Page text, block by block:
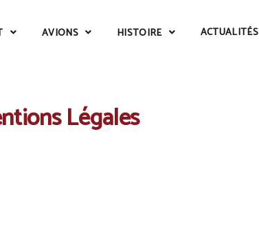
AVIONS HISTOIRE ACTUALITÉS
Légales